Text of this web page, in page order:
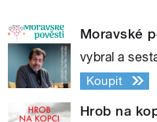
Moravské
vybral a
Koupit
Hrob na